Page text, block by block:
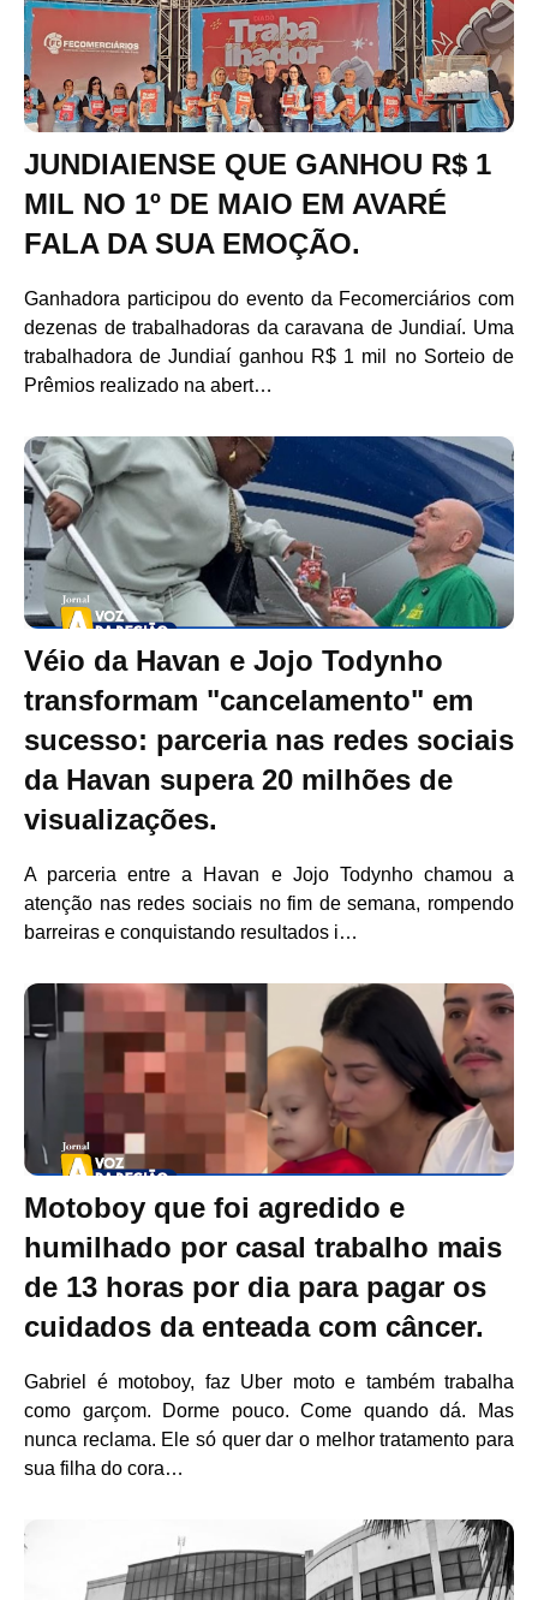
JUNDIAIENSE QUE GANHOU R$ 1
MIL NO 1º DE MAIO EM AVARÉ
FALA DA SUA EMOÇÃO.
Ganhadora participou do evento da Fecomerciários com
dezenas de trabalhadoras da caravana de Jundiaí. Uma
trabalhadora de Jundiaí ganhou R$ 1 mil no Sorteio de
Prêmios realizado na abert…
Véio da Havan e Jojo Todynho
transformam "cancelamento" em
sucesso: parceria nas redes sociais
da Havan supera 20 milhões de
visualizações.
A parceria entre a Havan e Jojo Todynho chamou a
atenção nas redes sociais no fim de semana, rompendo
barreiras e conquistando resultados i…
Motoboy que foi agredido e
humilhado por casal trabalho mais
de 13 horas por dia para pagar os
cuidados da enteada com câncer.
Gabriel é motoboy, faz Uber moto e também trabalha
como garçom. Dorme pouco. Come quando dá. Mas
nunca reclama. Ele só quer dar o melhor tratamento para
sua filha do cora…